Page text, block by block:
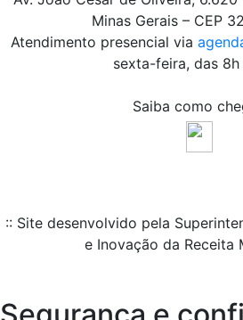
Minas Gerais – CEP
Atendimento presencial via
sexta-feira, das 8h
Saiba como
:: Site desenvolvido pela
e Inovação da Receita